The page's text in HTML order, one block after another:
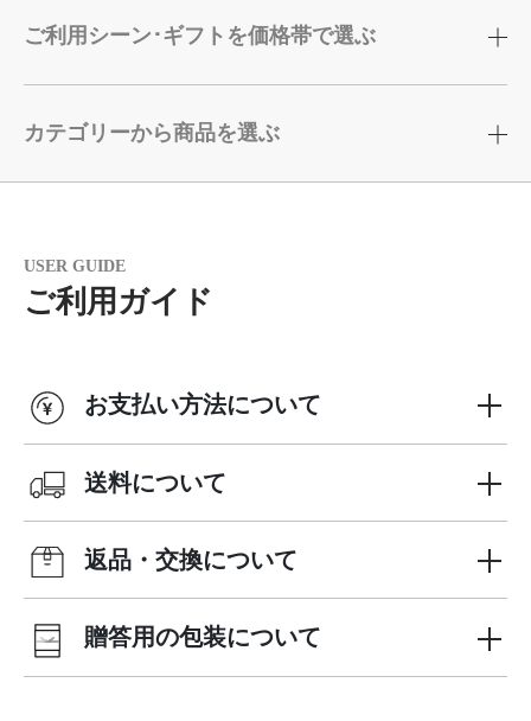
ご利用シーン･ギフトを価格帯で選ぶ
カテゴリーから商品を選ぶ
USER GUIDE
ご利用ガイド
お支払い方法について
送料について
返品・交換について
贈答用の包装について